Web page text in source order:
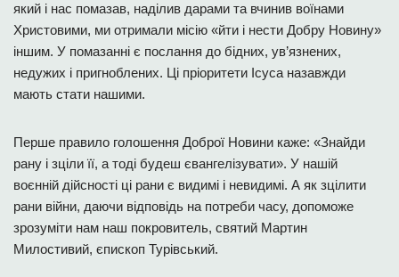
який і нас помазав, наділив дарами та вчинив воїнами
Христовими, ми отримали місію «йти і нести Добру Новину»
іншим. У помазанні є послання до бідних, ув’язнених,
недужих і пригноблених. Ці пріоритети Ісуса назавжди
мають стати нашими.
Перше правило голошення Доброї Новини каже: «Знайди
рану і зціли її, а тоді будеш євангелізувати». У нашій
воєнній дійсності ці рани є видимі і невидимі. А як зцілити
рани війни, даючи відповідь на потреби часу, допоможе
зрозуміти нам наш покровитель, святий Мартин
Милостивий, єпископ Турівський.